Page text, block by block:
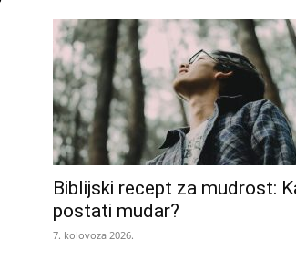
Biblijski recept za mudrost:
postati mudar?
7. kolovoza 2026.